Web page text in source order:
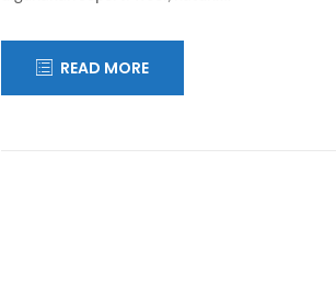
READ MORE